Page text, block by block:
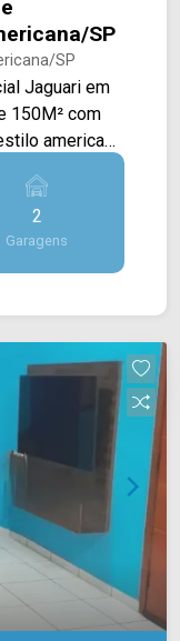
SP
SP
Jaguari em
americano
03
contém uma
como
vendas e
Arbix:
2
Garagens